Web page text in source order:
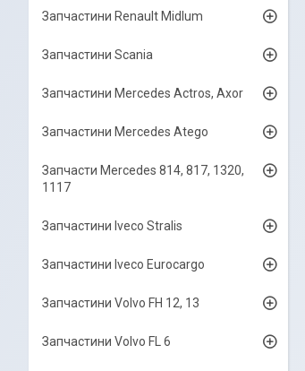
Запчастини Renault Midlum
Запчастини Scania
Запчастини Mercedes Actros, Axor
Запчастини Mercedes Atego
Запчасти Mercedes 814, 817, 1320,
1117
Запчастини Iveco Stralis
Запчастини Iveco Eurocargo
Запчастини Volvo FH 12, 13
Запчастини Volvo FL 6